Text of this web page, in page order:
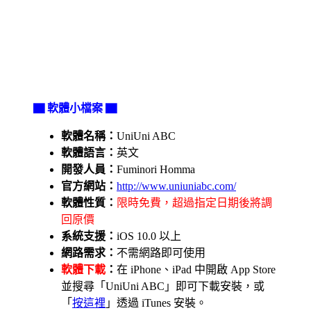
▇ 軟體小檔案 ▇
軟體名稱： UniUni ABC
軟體語言： 英文
開發人員： Fuminori Homma
官方網站： http://www.uniuniabc.com/
軟體性質： 限時免費，超過指定日期後將調
回原價
系統支援： iOS 10.0 以上
網路需求： 不需網路即可使用
軟體下載 ： 在 iPhone、iPad 中開啟 App Store
並搜尋「UniUni ABC」即可下載安裝，或
「 按這裡 」透過 iTunes 安裝。